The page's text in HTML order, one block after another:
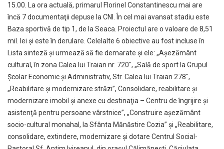
15.00. La ora actuală, primarul Florinel Constantinescu mai are
încă 7 documentaţii depuse la CNI. În cel mai avansat stadiu este
Baza sportivă de tip 1, de la Seaca. Proiectul are o valoare de 8,51
mil. lei şi este în derulare. Celelalte 6 obiective au fost incluse în
Lista sinteză şi urmează să fie demarate şi ele: „Aşezământ
cultural, în zona Calea lui Traian nr. 720″, „Sală de sport la Grupul
Şcolar Economic şi Administrativ, Str. Calea lui Traian 278″,
„Reabilitare şi modernizare străzi”, Consolidare, reabilitare şi
modernizare imobil şi anexe cu destinaţia – Centru de îngrijire şi
asistenţă pentru persoane vârstnice”, „Construire aşezământ
socio-cultural monahal, la Sfânta Mănăstire Cozia” şi „Reabilitare,
consolidare, extindere, modernizare şi dotare Centrul Social-